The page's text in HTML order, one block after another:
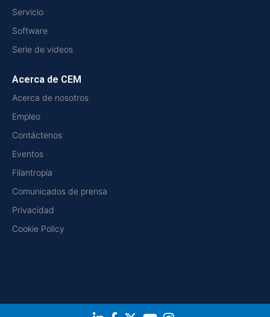
Servicio
Software
Serie de videos
Acerca de CEM
Acerca de nosotros
Empleo
Contáctenos
Eventos
Filantropía
Comunicados de prensa
Privacidad
Cookie Policy